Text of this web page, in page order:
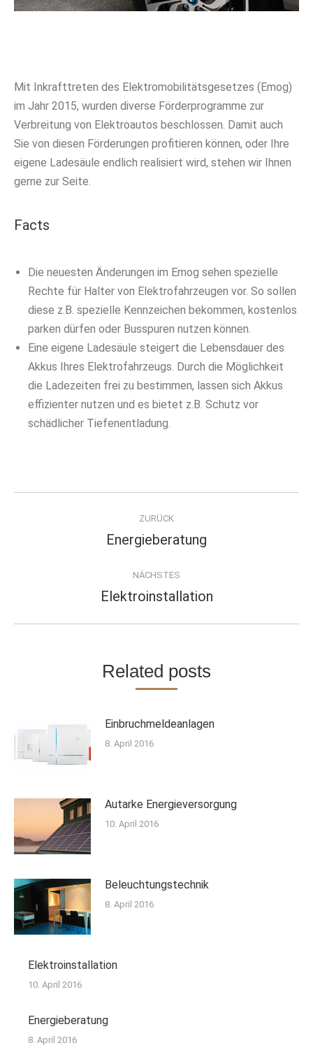
Mit Inkrafttreten des Elektromobilitätsgesetzes (Emog)
im Jahr 2015, wurden diverse Förderprogramme zur
Verbreitung von Elektroautos beschlossen. Damit auch
Sie von diesen Förderungen profitieren können, oder Ihre
eigene Ladesäule endlich realisiert wird, stehen wir Ihnen
gerne zur Seite.
Facts
Die neuesten Änderungen im Emog sehen spezielle
Rechte für Halter von Elektrofahrzeugen vor. So sollen
diese z.B. spezielle Kennzeichen bekommen, kostenlos
parken dürfen oder Busspuren nutzen können.
Eine eigene Ladesäule steigert die Lebensdauer des
Akkus Ihres Elektrofahrzeugs. Durch die Möglichkeit
die Ladezeiten frei zu bestimmen, lassen sich Akkus
effizienter nutzen und es bietet z.B. Schutz vor
schädlicher Tiefenentladung.
Kommentarnavigation
ZURÜCK
Vorheriger
Energieberatung
NÄCHSTES
Nächster
Elektroinstallation
Related posts
Einbruchmeldeanlagen
8. April 2016
Autarke Energieversorgung
10. April 2016
Beleuchtungstechnik
8. April 2016
Elektroinstallation
10. April 2016
Energieberatung
8. April 2016